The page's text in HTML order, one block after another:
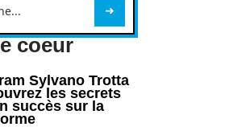
coeur
Sylvano Trotta
les secrets
succès sur la